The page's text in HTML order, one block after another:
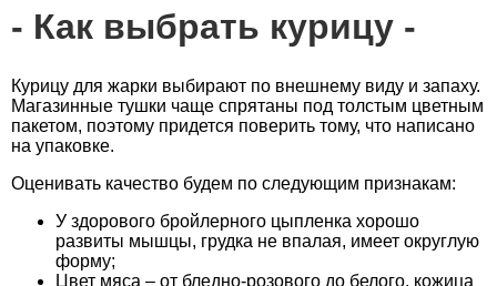
Как выбрать курицу
Курицу для жарки выбирают по внешнему виду и запаху.
Магазинные тушки чаще спрятаны под толстым цветным
пакетом, поэтому придется поверить тому, что написано
на упаковке.
Оценивать качество будем по следующим признакам:
У здорового бройлерного цыпленка хорошо
развиты мышцы, грудка не впалая, имеет округлую
форму;
Цвет мяса – от бледно-розового до белого, кожица